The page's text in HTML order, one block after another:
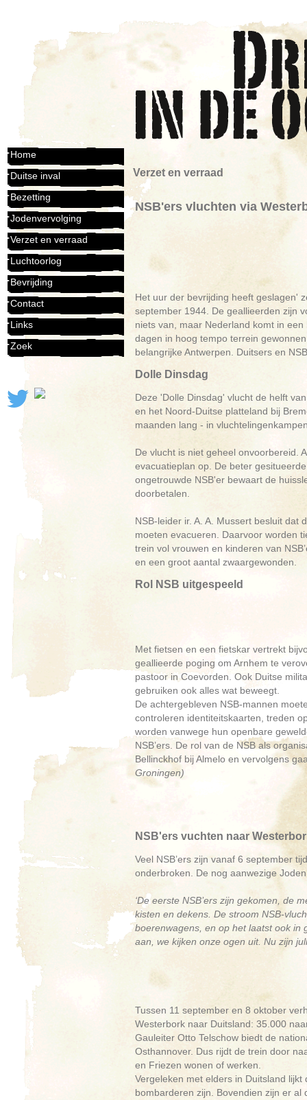
Home
Duitse inval
Bezetting
Jodenvervolging
Verzet en verraad
Luchtoorlog
Bevrijding
Contact
Links
Zoek
Verzet en verraad
NSB'ers vluchten via
Het uur der bevrijding heeft geslagen'
september 1944. De geallieerden zijn
niets van, maar Nederland komt in
dagen in hoog tempo terrein
belangrijke Antwerpen. Duitsers en
Dolle Dinsdag
Deze 'Dolle Dinsdag' vlucht de helft
en het Noord-Duitse platteland bij
maanden lang - in
De vlucht is niet geheel onvoorbereid.
evacuatieplan op. De beter
ongetrouwde NSB'er bewaart de
doorbetalen.
NSB-leider ir. A. A. Mussert besluit
moeten evacueren. Daarvoor worden
trein vol vrouwen en kinderen van
en een groot aantal zwaargewonden.
Rol NSB uitgespeeld
Met fietsen en een fietskar vertrekt
geallieerde poging om Arnhem te
pastoor in Coevorden. Ook Duitse
gebruiken ook alles wat beweegt.
De achtergebleven NSB-mannen
controleren identiteitskaarten, treden
worden vanwege hun openbare
NSB’ers. De rol van de NSB als
Bellinckhof bij Almelo en vervolgens
Groningen)
NSB'ers vuchten naar
Veel NSB’ers zijn vanaf 6 september
onderbroken. De nog aanwezige
‘De eerste NSB’ers zijn gekomen, de
kisten en dekens. De stroom NSB-
boerenwagens, en op het laatst ook
aan, we kijken onze ogen uit. Nu zijn
Tussen 11 september en 8 oktober
Westerbork naar Duitsland: 35.000
Gauleiter Otto Telschow biedt de
Osthannover. Dus rijdt de trein door
en Friezen wonen of werken.
Vergeleken met elders in Duitsland
bombarderen zijn. Bovendien zijn er